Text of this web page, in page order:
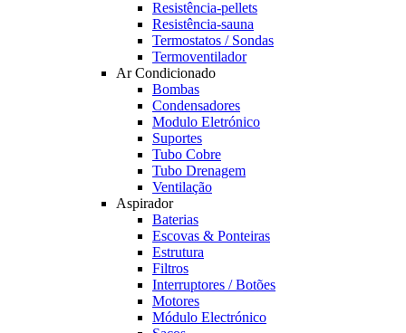
Resistência-pellets
Resistência-sauna
Termostatos / Sondas
Termoventilador
Ar Condicionado
Bombas
Condensadores
Modulo Eletrónico
Suportes
Tubo Cobre
Tubo Drenagem
Ventilação
Aspirador
Baterias
Escovas & Ponteiras
Estrutura
Filtros
Interruptores / Botões
Motores
Módulo Electrónico